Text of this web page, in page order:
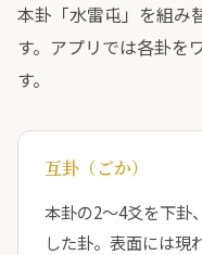
本卦「水雷屯」を組み
す。アプリでは各卦を
す。
互卦（ごか）
本卦の2〜4爻を下卦
した卦。表面には現